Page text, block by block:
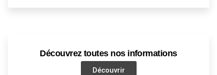
Découvrez toutes nos informations
Découvrir